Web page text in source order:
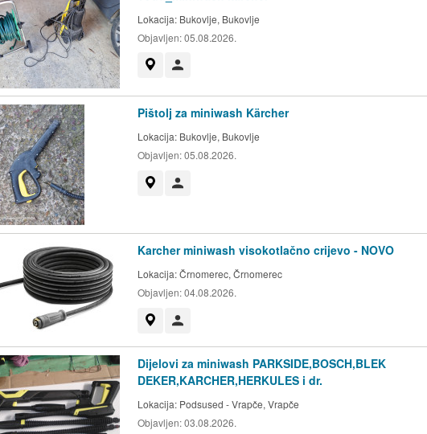
Lokacija: Bukovlje, Bukovlje
Objavljen:05.08.2026.
Pištolj za miniwash Kärcher
Lokacija: Bukovlje, Bukovlje
Objavljen:05.08.2026.
Karcher miniwash visokotlačno crijevo - NOVO
Lokacija:Črnomerec, Črnomerec
Objavljen:04.08.2026.
Dijelovi za miniwash PARKSIDE,BOSCH,BLEK
DEKER,KARCHER,HERKULES i dr.
Lokacija: Podsused - Vrapče, Vrapče
Objavljen:03.08.2026.